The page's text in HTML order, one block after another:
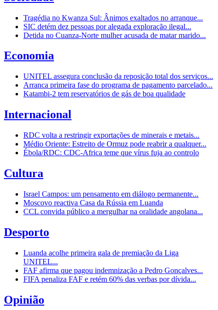
Tragédia no Kwanza Sul: Ânimos exaltados no arranque...
SIC detém dez pessoas por alegada exploração ilegal...
Detida no Cuanza-Norte mulher acusada de matar marido...
Economia
UNITEL assegura conclusão da reposição total dos serviços...
Arranca primeira fase do programa de pagamento parcelado...
Katambi-2 tem reservatórios de gás de boa qualidade
Internacional
RDC volta a restringir exportações de minerais e metais...
Médio Oriente: Estreito de Ormuz pode reabrir a qualquer...
Ébola/RDC: CDC-Africa teme que vírus fuja ao controlo
Cultura
Israel Campos: um pensamento em diálogo permanente...
Moscovo reactiva Casa da Rússia em Luanda
CCL convida público a mergulhar na oralidade angolana...
Desporto
Luanda acolhe primeira gala de premiação da Liga
UNITEL...
FAF afirma que pagou indemnização a Pedro Gonçalves...
FIFA penaliza FAF e retém 60% das verbas por dívida...
Opinião